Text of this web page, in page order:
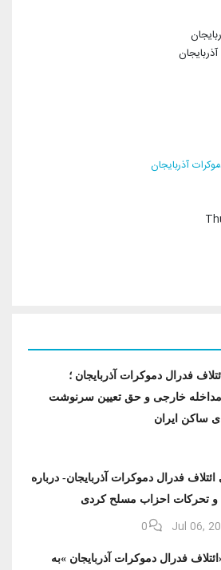
آذربایجان
ائتلاف فدرال دموکرات آذربایجان ؛
خارجی و حق تعیین سرنوشت
ساکن ایران
ائتلاف فدرال دموکرات آذربایجان- درباره
و تحرکات احزاب مسلح کردی
Jul 06,
0
«ائتلاف فدرال دموکرات آذربایجان »به